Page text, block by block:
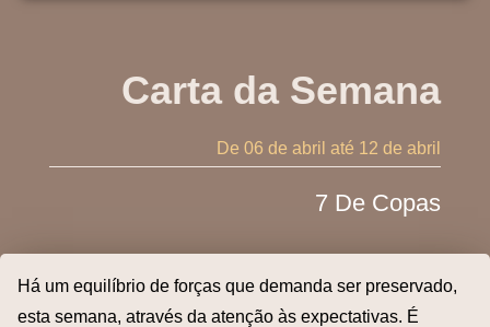
Carta da Semana
De 06 de abril até 12 de abril
7 De Copas
Há um equilíbrio de forças que demanda ser preservado,
esta semana, através da atenção às expectativas. É